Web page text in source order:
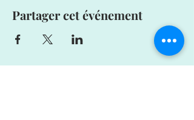
Partager cet événement